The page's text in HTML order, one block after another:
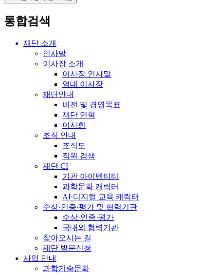
통합검색
재단 소개
인사말
이사장 소개
이사장 인사말
역대 이사장
재단안내
비전 및 경영목표
재단 연혁
이사회
조직 안내
조직도
직원 검색
재단 CI
기관 아이덴티티
과학문화 캐릭터
AI·디지털 교육 캐릭터
수상·인증·평가 및 협력기관
수상·인증·평가
국내외 협력기관
찾아오시는 길
재단 방문신청
사업 안내
과학기술문화